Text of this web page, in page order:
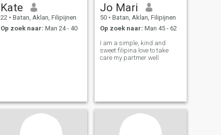
Kate
22 • Batan, Aklan, Filipijnen
Op zoek naar: Man 24 - 40
Jo Mari
50 • Batan, Aklan, Filipijnen
Op zoek naar: Man 45 - 62
I am a simple, kind and
sweet filipina love to take
care my partmer well